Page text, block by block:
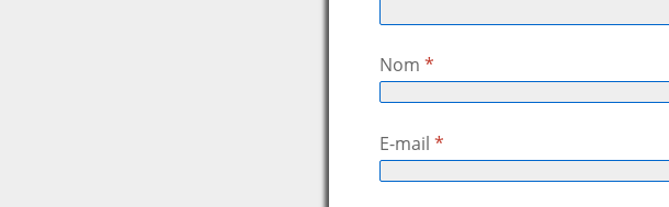
Nom*
E-mail*